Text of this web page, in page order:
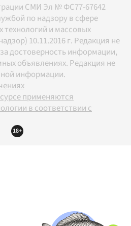
СМИ Эл № ФС77-67642
по надзору в сфере
и массовых
10.11.2016 г. Редакция не
достоверность информации,
объявлениях. Редакция не
информации.
применяются
в соответствии с
18+